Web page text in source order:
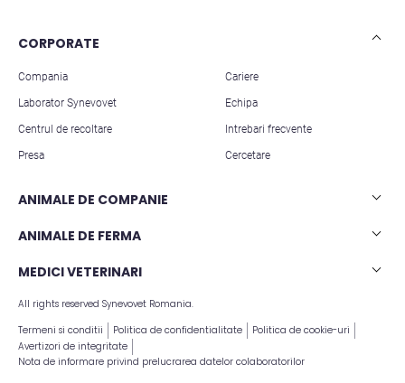
CORPORATE
Compania
Laborator Synevovet
Centrul de recoltare
Presa
Cariere
Echipa
Intrebari frecvente
Cercetare
ANIMALE DE COMPANIE
Analize caini
ANIMALE DE FERMA
Analize rumegatoare mari
MEDICI VETERINARI
Articole stiintifice
All rights reserved Synevovet Romania.
Termeni si conditii
Politica de confidentialitate
Politica de cookie-uri
Avertizori de integritate
Nota de informare privind prelucrarea datelor colaboratorilor